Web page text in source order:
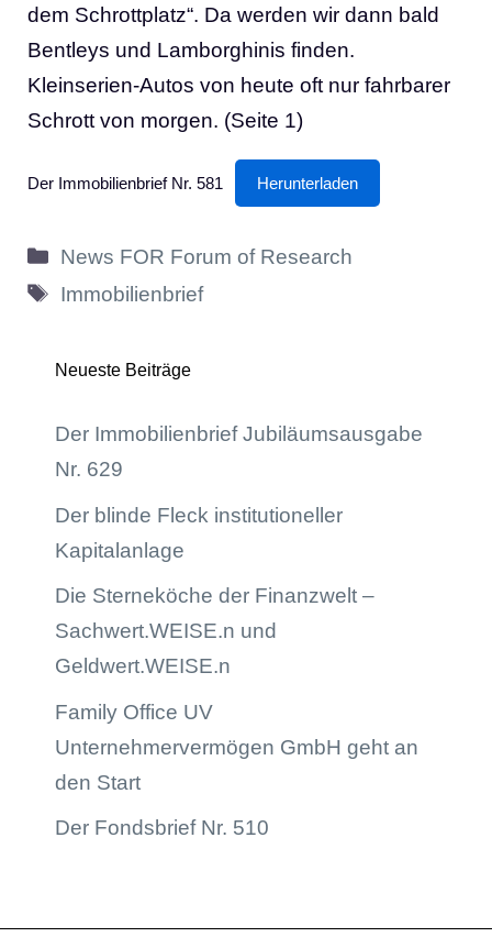
dem Schrottplatz“. Da werden wir dann bald
Bentleys und Lamborghinis finden.
Kleinserien-Autos von heute oft nur fahrbarer
Schrott von morgen. (Seite 1)
Der Immobilienbrief Nr. 581 Herunterladen
Kategorien
News FOR Forum of Research
Schlagwörter
Immobilienbrief
Neueste Beiträge
Der Immobilienbrief Jubiläumsausgabe
Nr. 629
Der blinde Fleck institutioneller
Kapitalanlage
Die Sterneköche der Finanzwelt –
Sachwert.WEISE.n und
Geldwert.WEISE.n
Family Office UV
Unternehmervermögen GmbH geht an
den Start
Der Fondsbrief Nr. 510